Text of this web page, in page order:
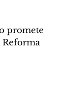
promete
Reforma